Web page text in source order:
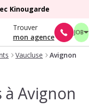
Kinougarde
Trouver
mon agence
JOB
Vaucluse Avignon
à Avignon